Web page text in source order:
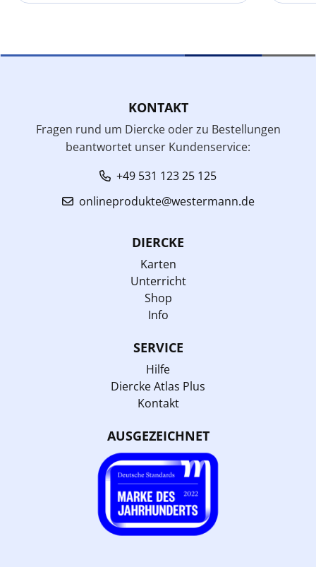
KONTAKT
Fragen rund um Diercke oder zu Bestellungen
beantwortet unser Kundenservice:
+49 531 123 25 125
onlineprodukte@westermann.de
DIERCKE
Karten
Unterricht
Shop
Info
SERVICE
Hilfe
Diercke Atlas Plus
Kontakt
AUSGEZEICHNET